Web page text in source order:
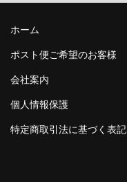
ホーム
ポスト便ご希望のお客様
会社案内
個人情報保護
特定商取引法に基づく表記